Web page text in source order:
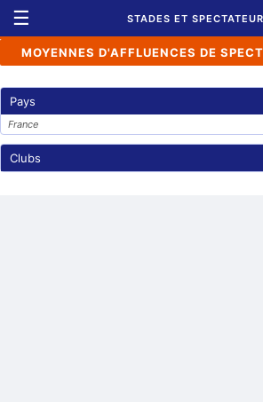
☰ STADES ET
MOYENNES D'AFFLUENCES DE
Pays
France
Clubs